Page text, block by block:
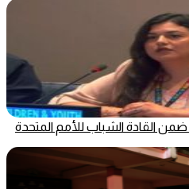
القادة الشباب للأمم المتحدة